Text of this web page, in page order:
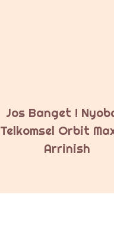
Jos Banget !
Telkomsel Orbit
Arrinish